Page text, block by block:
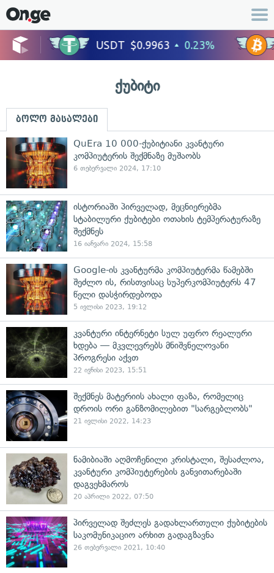
ქუბიტი
ბოლო მასალები
QuEra 10 000-ქუბიტიანი კვანტური
კომპიუტერის შექმნაზე მუშაობს
6 თებერვალი 2024, 17:10
ისტორიაში პირველად, მეცნიერებმა
სტაბილური ქუბიტები ოთახის ტემპერატურაზე
შექმნეს
16 იანვარი 2024, 15:58
Google-ის კვანტურმა კომპიუტერმა წამებში
შეძლო ის, რისთვისაც სუპერკომპიუტერს 47
წელი დასჭირდებოდა
5 ივლისი 2023, 19:12
კვანტური ინტერნეტი სულ უფრო რეალური
ხდება — მკვლევრებს მნიშვნელოვანი
პროგრესი აქვთ
22 ივნისი 2023, 15:51
შექმნეს მატერიის ახალი ფაზა, რომელიც
დროის ორი განზომილებით "სარგებლობს"
21 ივლისი 2022, 14:23
ნამიბიაში აღმოჩენილი კრისტალი, შესაძლოა,
კვანტური კომპიუტერების განვითარებაში
დაგვეხმაროს
20 აპრილი 2022, 07:50
პირველად შეძლეს გადახლართული ქუბიტების
საკომუნიკაციო არხით გადაგზავნა
26 თებერვალი 2021, 10:40